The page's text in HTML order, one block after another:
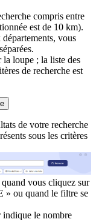
compris entre
est de 10 km).
vous
loupe ; la liste des
de recherche est
de votre recherche
sous les critères
vous cliquez sur
ou quand le filtre se
indique le nombre